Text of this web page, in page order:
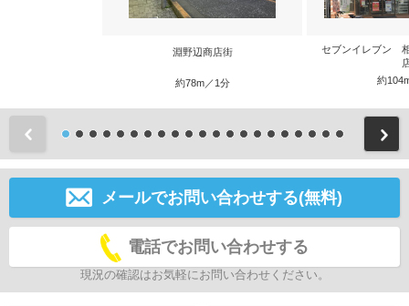
淵野辺商店街
約78m／1分
セブンイレブン
約
前
メールでお問い合わせする(無料)
電話でお問い合わせする
現況の確認はお気軽にお問い合わせください。